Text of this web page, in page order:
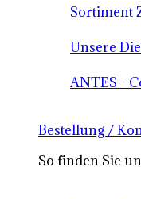
Sortiment
Unsere
ANTES -
Bestellung /
So finden Sie